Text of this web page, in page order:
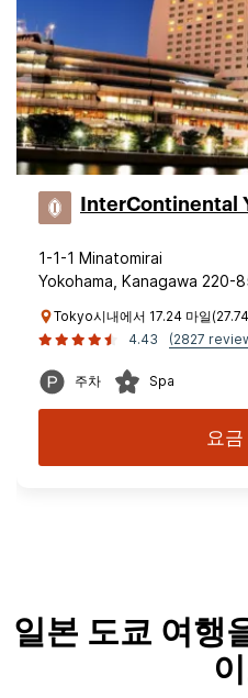
InterContinental
1-1-1 Minatomirai
Yokohama, Kanagawa 220-
Tokyo시내에서 17.24 마일
4.43
(2827
주차 Spa
요
일본 도쿄 여행